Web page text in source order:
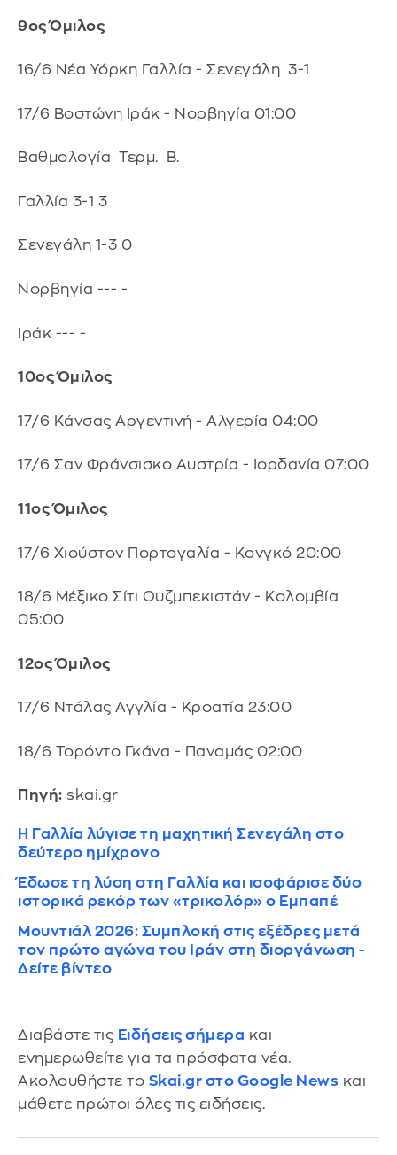
9ος Όμιλος
16/6 Νέα Υόρκη Γαλλία - Σενεγάλη 3-1
17/6 Βοστώνη Ιράκ - Νορβηγία 01:00
Βαθμολογία Τερμ. Β.
Γαλλία 3-1 3
Σενεγάλη 1-3 0
Νορβηγία --- -
Ιράκ --- -
10ος Όμιλος
17/6 Κάνσας Αργεντινή - Αλγερία 04:00
17/6 Σαν Φράνσισκο Αυστρία - Ιορδανία 07:00
11ος Όμιλος
17/6 Χιούστον Πορτογαλία - Κονγκό 20:00
18/6 Μέξικο Σίτι Ουζμπεκιστάν - Κολομβία
05:00
12ος Όμιλος
17/6 Ντάλας Αγγλία - Κροατία 23:00
18/6 Τορόντο Γκάνα - Παναμάς 02:00
Πηγή: skai.gr
Η Γαλλία λύγισε τη μαχητική Σενεγάλη στο
δεύτερο ημίχρονο
Έδωσε τη λύση στη Γαλλία και ισοφάρισε δύο
ιστορικά ρεκόρ των «τρικολόρ» ο Εμπαπέ
Μουντιάλ 2026: Συμπλοκή στις εξέδρες μετά
τον πρώτο αγώνα του Ιράν στη διοργάνωση -
Δείτε βίντεο
Διαβάστε τις Ειδήσεις σήμερα και
ενημερωθείτε για τα πρόσφατα νέα.
Ακολουθήστε το Skai.gr στο Google News και
μάθετε πρώτοι όλες τις ειδήσεις.